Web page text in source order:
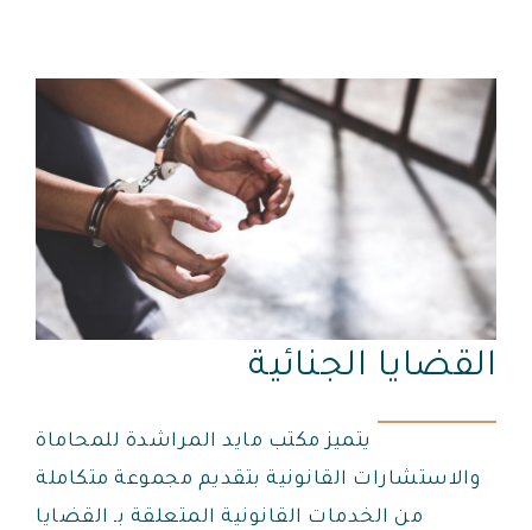
القضايا الجنائية
يتميز مكتب مايد المراشدة للمحاماة
والاستشارات القانونية بتقديم مجموعة متكاملة
من الخدمات القانونية المتعلقة بـ القضايا